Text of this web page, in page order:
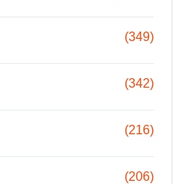
(349)
(342)
(216)
(206)